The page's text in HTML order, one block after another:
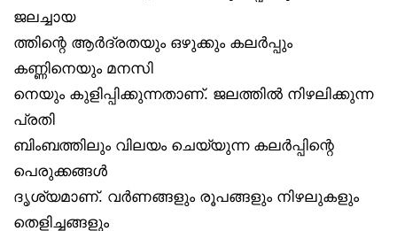
ജലച്ചായ
ത്തിന്റെ ആർദ്രതയും ഒഴുക്കും കലർപ്പും
കണ്ണിനെയും മനസി
നെയും കുളിപ്പിക്കുന്നതാണ്. ജലത്തിൽ നിഴലിക്കുന്ന
പ്രതി
ബിംബത്തിലും വിലയം ചെയ്യുന്ന കലർപ്പിന്റെ
പെരുക്കങ്ങൾ
ദൃശ്യമാണ്. വർണങ്ങളും രൂപങ്ങളും നിഴലുകളും
തെളിച്ചങ്ങളും